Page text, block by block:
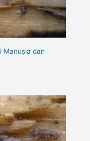
Manusia dan